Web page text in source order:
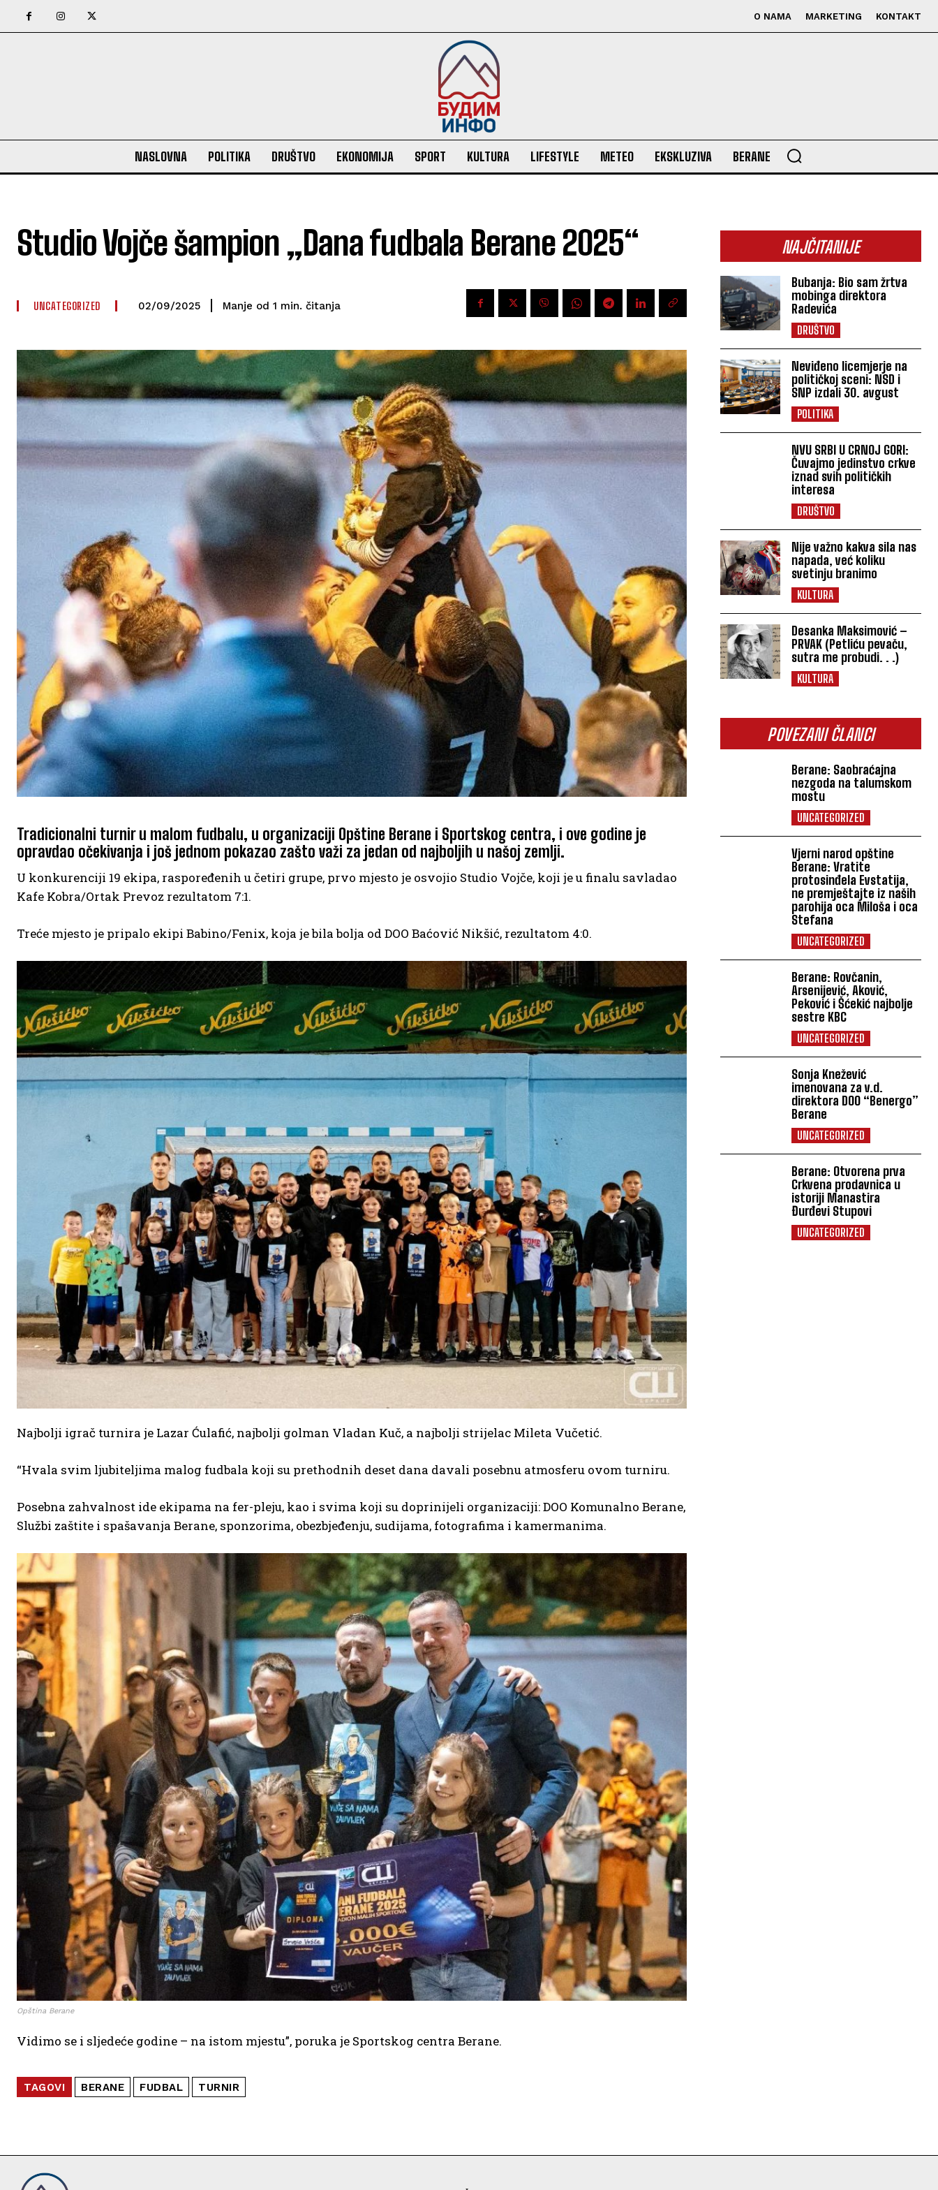
O NAMA MARKETING KONTAKT
NASLOVNA POLITIKA DRUŠTVO EKONOMIJA SPORT KULTURA LIFESTYLE METEO EKSKLUZIVA BERANE
NAJČITANIJE
Bubanja: Bio sam žrtva
mobinga direktora
Radevića
DRUŠTVO
Neviđeno licemjerje na
političkoj sceni: NSD i
SNP izdali 30. avgust
POLITIKA
NVU SRBI U CRNOJ GORI:
Čuvajmo jedinstvo crkve
iznad svih političkih
interesa
DRUŠTVO
Nije važno kakva sila nas
napada, već koliku
svetinju branimo
KULTURA
Desanka Maksimović –
PRVAK (Petliću pevaču,
sutra me probudi. . .)
KULTURA
POVEZANI ČLANCI
Berane: Saobraćajna
nezgoda na talumskom
mostu
UNCATEGORIZED
Vjerni narod opštine
Berane: Vratite
protosinđela Evstatija,
ne premještajte iz naših
parohija oca Miloša i oca
Stefana
UNCATEGORIZED
Berane: Rovčanin,
Arsenijević, Aković,
Peković i Šćekić najbolje
sestre KBC
UNCATEGORIZED
Sonja Knežević
imenovana za v.d.
direktora DOO “Benergo”
Berane
UNCATEGORIZED
Berane: Otvorena prva
Crkvena prodavnica u
istoriji Manastira
Đurđevi Stupovi
UNCATEGORIZED
Studio Vojče šampion „Dana fudbala Berane 2025“
UNCATEGORIZED 02/09/2025 Manje od 1 min. čitanja
Tradicionalni turnir u malom fudbalu, u organizaciji Opštine Berane i Sportskog centra, i ove godine je
opravdao očekivanja i još jednom pokazao zašto važi za jedan od najboljih u našoj zemlji.
U konkurenciji 19 ekipa, raspoređenih u četiri grupe, prvo mjesto je osvojio Studio Vojče, koji je u finalu savladao
Kafe Kobra/Ortak Prevoz rezultatom 7:1.
Treće mjesto je pripalo ekipi Babino/Fenix, koja je bila bolja od DOO Baćović Nikšić, rezultatom 4:0.
Najbolji igrač turnira je Lazar Ćulafić, najbolji golman Vladan Kuč, a najbolji strijelac Mileta Vučetić.
“Hvala svim ljubiteljima malog fudbala koji su prethodnih deset dana davali posebnu atmosferu ovom turniru.
Posebna zahvalnost ide ekipama na fer-pleju, kao i svima koji su doprinijeli organizaciji: DOO Komunalno Berane,
Službi zaštite i spašavanja Berane, sponzorima, obezbjeđenju, sudijama, fotografima i kamermanima.
Opština Berane
Vidimo se i sljedeće godine – na istom mjestu”, poruka je Sportskog centra Berane.
TAGOVI BERANE FUDBAL TURNIR